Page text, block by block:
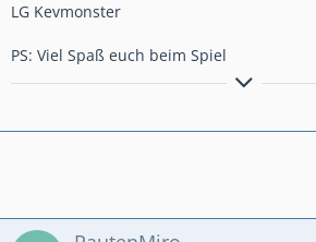
LG Kevmonster
PS: Viel Spaß euch beim Spiel
-
Geniale Menschen finden sich